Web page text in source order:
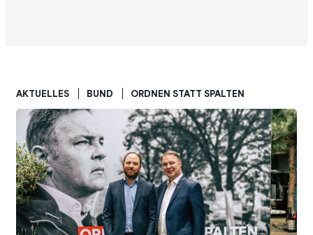
AKTUELLES BUND ORDNEN STATT SPALTEN